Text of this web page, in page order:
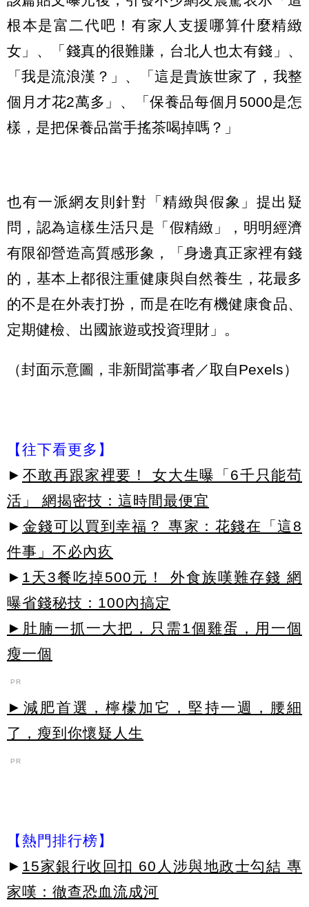
根本是富二代吧！有家人支援哪算什麼精緻
女」、「錢真的很難賺，台北人也太有錢」、
「我是流浪漢？」、「這是貴族世家了，我整
個月才花2萬多」、「保養品每個月5000是怎
樣，是把保養品當手搖茶喝掉嗎？」
也有一派網友則針對「精緻與假象」提出疑
問，認為這樣生活只是「假精緻」，明明經濟
有限卻營造高質感形象，「身邊真正家裡有錢
的，基本上都很注重健康與自然養生，花最多
的不是在外表打扮，而是在吃有機健康食品、
定期健檢、出國旅遊或投資理財」。
（封面示意圖，非新聞當事者／取自Pexels）
【往下看更多】
► 不敢再跟家裡要！ 女大生曝「6千只能苟
活」 網揭密技：這時間最便宜
► 金錢可以買到幸福？ 專家：花錢在「這8
件事」不必內疚
► 1天3餐吃掉500元！ 外食族嘆難存錢 網
曝省錢秘技：100內搞定
►肚腩一抓一大把，只需1個雞蛋，用一個
瘦一個
PR
►減肥首選，檸檬加它，堅持一週，腰細
了，瘦到你懷疑人生
PR
【熱門排行榜】
► 15家銀行收回扣 60人涉與地政士勾結 專
家嘆：徹查恐血流成河